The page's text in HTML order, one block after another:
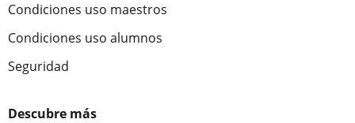
Condiciones uso maestros
Condiciones uso alumnos
Seguridad
Descubre más